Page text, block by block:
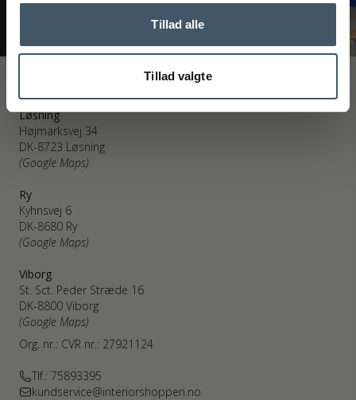
Tillad alle
Tillad valgte
Løsning
Højmarksvej 34
DK-8723 Løsning
(Google Maps)
Ry
Kyhnsvej 6
DK-8680 Ry
(Google Maps)
Viborg
St. Sct. Peder Stræde 16
DK-8800 Viborg
(Google Maps)
Org. nr.: CVR nr.: 27921124
Tlf.: 75893395
kundservice@interiorshoppen.no